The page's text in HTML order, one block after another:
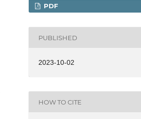
PDF
PUBLISHED
2023-10-02
HOW TO CITE